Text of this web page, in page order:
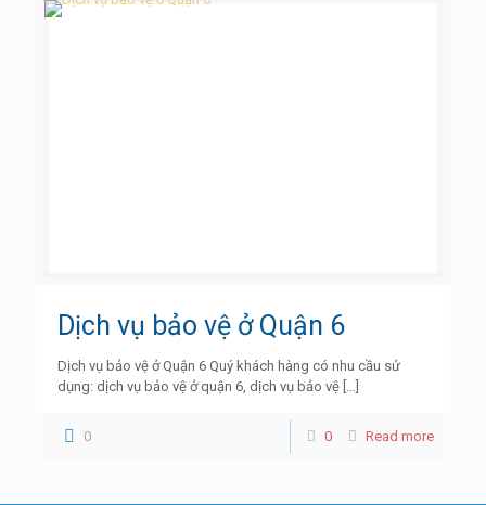
Dịch vụ bảo vệ ở Quận 6
Dịch vụ bảo vệ ở Quận 6 Quý khách hàng có nhu cầu sử
dụng: dịch vụ bảo vệ ở quận 6, dịch vụ bảo vệ […]
0 0 Read more